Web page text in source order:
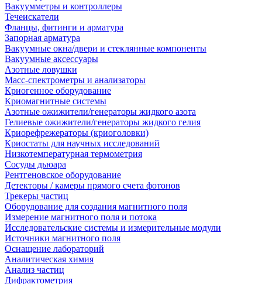
Вакуумметры и контроллеры
Течеискатели
Фланцы, фитинги и арматура
Запорная арматура
Вакуумные окна/двери и стеклянные компоненты
Вакуумные аксессуары
Азотные ловушки
Масс-спектрометры и анализаторы
Криогенное оборудование
Криомагнитные системы
Азотные ожижители/генераторы жидкого азота
Гелиевые ожижители/генераторы жидкого гелия
Криорефрежераторы (криоголовки)
Криостаты для научных исследований
Низкотемпературная термометрия
Сосуды дьюара
Рентгеновское оборудование
Детекторы / камеры прямого счета фотонов
Трекеры частиц
Оборудование для создания магнитного поля
Измерение магнитного поля и потока
Исследовательские системы и измерительные модули
Источники магнитного поля
Оснащение лабораторий
Аналитическая химия
Анализ частиц
Дифрактометрия